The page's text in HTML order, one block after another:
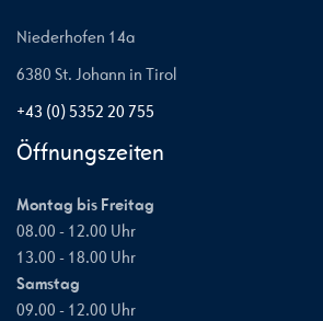
Niederhofen 14a
6380 St. Johann in Tirol
+43 (0) 5352 20 755
Öffnungszeiten
Montag bis Freitag
08.00 - 12.00 Uhr
13.00 - 18.00 Uhr
Samstag
09.00 - 12.00 Uhr